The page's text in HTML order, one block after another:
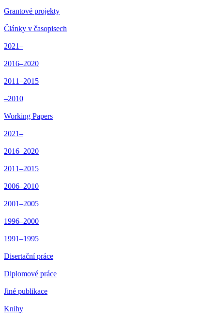
Grantové projekty
Články v časopisech
2021–
2016–2020
2011–2015
–2010
Working Papers
2021–
2016–2020
2011–2015
2006–2010
2001–2005
1996–2000
1991–1995
Disertační práce
Diplomové práce
Jiné publikace
Knihy